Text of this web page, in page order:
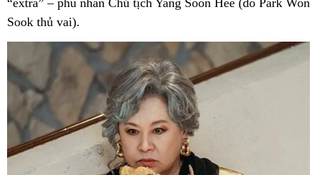
Sook thủ vai).